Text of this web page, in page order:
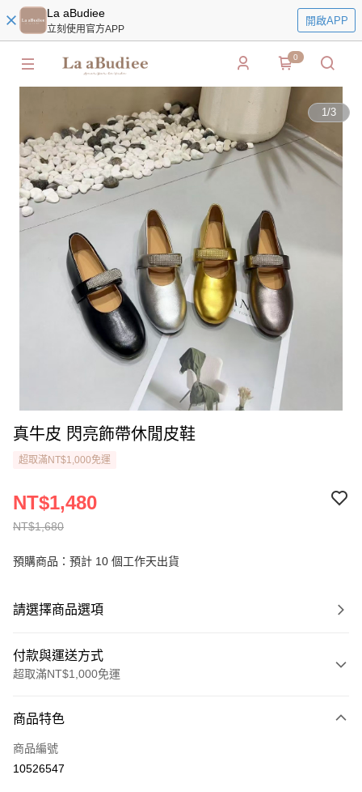
La aBudiee
立刻使用官方APP
開啟APP
0
1/3
真牛皮 閃亮飾帶休閒皮鞋
超取滿NT$1,000免運
NT$1,680
NT$1,480
預購商品：預計 10 個工作天出貨
請選擇商品選項
付款與運送方式
超取滿NT$1,000免運
信用卡一次付款
LINE Pay
商品特色
商品編號
10526547